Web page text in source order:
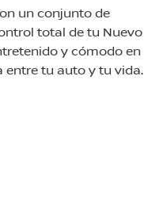
un conjunto de
total de tu Nuevo
y cómodo en
tu auto y tu vida.